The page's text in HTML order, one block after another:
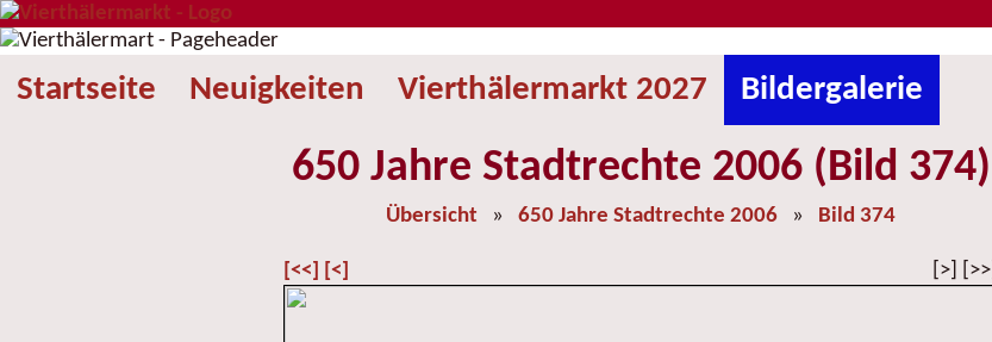
Startseite Neuigkeiten Vierthälermarkt 2027 Bildergalerie
650 Jahre Stadtrechte 2006 (Bild 374)
Übersicht » 650 Jahre Stadtrechte 2006 » Bild 374
[<<] [<] [>] [>>]